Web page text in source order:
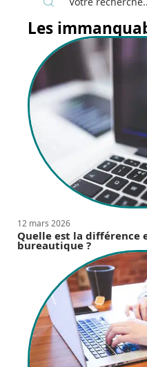
Les
12 mars 2026
Quelle est la
bureautique ?